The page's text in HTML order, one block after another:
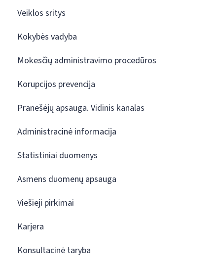
Veiklos sritys
Kokybės vadyba
Mokesčių administravimo procedūros
Korupcijos prevencija
Pranešėjų apsauga. Vidinis kanalas
Administracinė informacija
Statistiniai duomenys
Asmens duomenų apsauga
Viešieji pirkimai
Karjera
Konsultacinė taryba